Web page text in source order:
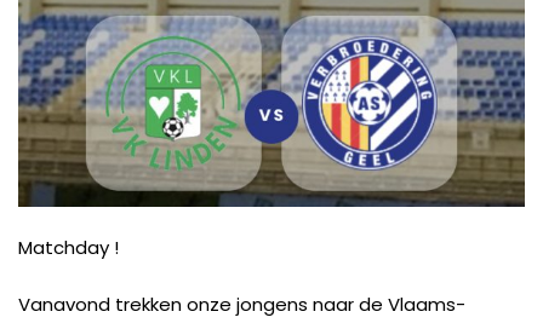
Matchday !
Vanavond trekken onze jongens naar de Vlaams-